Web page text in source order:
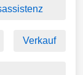
Verkauf